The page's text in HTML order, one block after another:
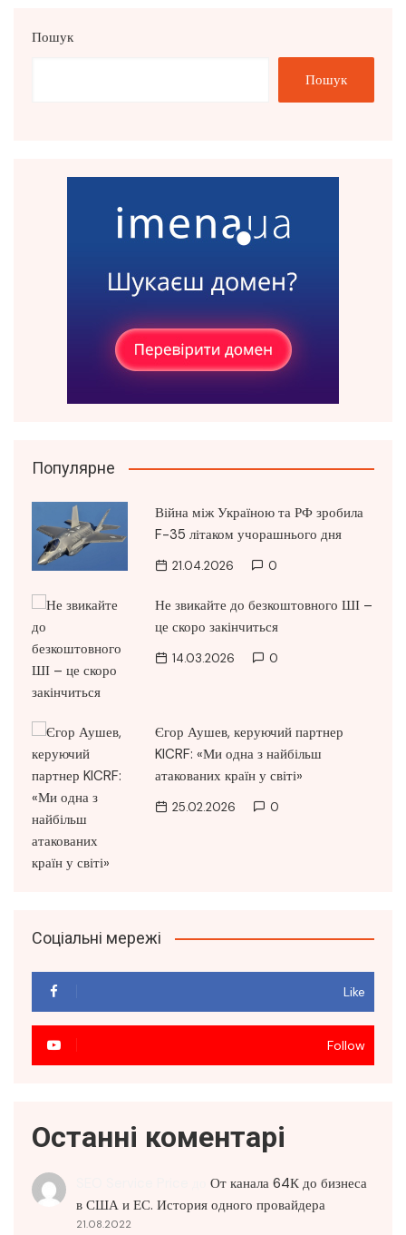
Пошук
Пошук
Популярне
Війна між Україною та РФ зробила
F-35 літаком учорашнього дня
21.04.2026 0
Не звикайте до безкоштовного ШІ –
це скоро закінчиться
14.03.2026 0
Єгор Аушев, керуючий партнер
KICRF: «Ми одна з найбільш
атакованих країн у світі»
25.02.2026 0
Соціальні мережі
Like
Follow
Останні коментарі
От канала 64К до бизнеса
в США и ЕС. История одного провайдера
21.08.2022